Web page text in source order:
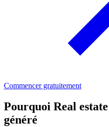
Commencer gratuitement
Pourquoi Real
généré